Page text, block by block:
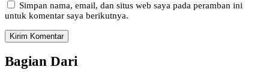
Simpan nama, email, dan situs web saya pada peramban ini
untuk komentar saya berikutnya.
Bagian Dari